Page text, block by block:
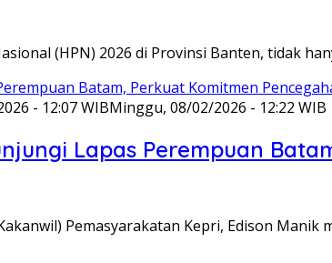
(HPN) 2026 di Provinsi Banten, tidak
- 12:07 WIBMinggu, 08/02/2026 - 12:22 WIB
Lapas Perempuan
Pemasyarakatan Kepri, Edison